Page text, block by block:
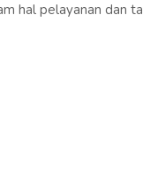
hal pelayanan dan